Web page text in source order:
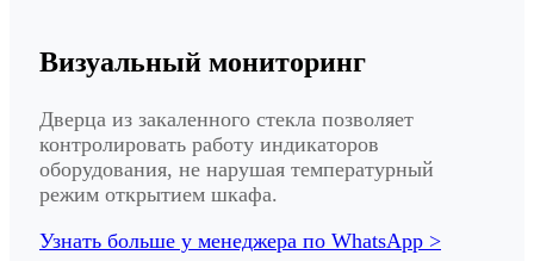
Визуальный мониторинг
Дверца из закаленного стекла позволяет
контролировать работу индикаторов
оборудования, не нарушая температурный
режим открытием шкафа.
Узнать больше у менеджера по WhatsApp >